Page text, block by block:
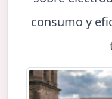
consumo y